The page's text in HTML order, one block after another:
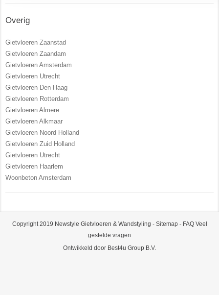
Overig
Gietvloeren Zaanstad
Gietvloeren Zaandam
Gietvloeren Amsterdam
Gietvloeren Utrecht
Gietvloeren Den Haag
Gietvloeren Rotterdam
Gietvloeren Almere
Gietvloeren Alkmaar
Gietvloeren Noord Holland
Gietvloeren Zuid Holland
Gietvloeren Utrecht
Gietvloeren Haarlem
Woonbeton Amsterdam
Copyright 2019 Newstyle Gietvloeren & Wandstyling - Sitemap- FAQ Veel
gestelde vragen
Ontwikkeld door Best4u Group B.V.